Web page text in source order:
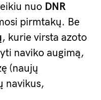
nuo DNR
pirmtakų. Be
, kurie virsta azoto
naviko augimą,
(naujų
navikus,